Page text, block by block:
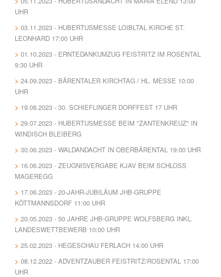
UHR
03.11.2023 - HUBERTUSMESSE LOIBLTAL KIRCHE ST.
LEONHARD 17:00 UHR
01.10.2023 - ERNTEDANKUMZUG FEISTRITZ IM ROSENTAL
9:30 UHR
24.09.2023 - BÄRENTALER KIRCHTAG / HL. MESSE 10:00
UHR
19.08.2023 - 30. SCHIEFLINGER DORFFEST 17 UHR
29.07.2023 - HUBERTUSMESSE BEIM "ZANTENKREUZ" IN
WINDISCH BLEIBERG
30.06.2023 - WALDANDACHT IN OBERBÄRENTAL 19:00 UHR
16.06.2023 - ZEUGNISVERGABE KJAV BEIM SCHLOSS
MAGEREGG
17.06.2023 - 20-JAHR-JUBILÄUM JHB-GRUPPE
KÖTTMANNSDORF 11:00 UHR
20.05.2023 - 50 JAHRE JHB-GRUPPE WOLFSBERG INKL.
LANDESWETTBEWERB 10:00 UHR
25.02.2023 - HEGESCHAU FERLACH 14:00 UHR
08.12.2022 - ADVENTZAUBER FEISTRITZ/ROSENTAL 17:00
UHR